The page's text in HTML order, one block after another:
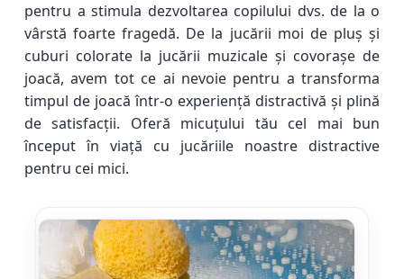
pentru a stimula dezvoltarea copilului dvs. de la o
vârstă foarte fragedă. De la jucării moi de pluș și
cuburi colorate la jucării muzicale și covorașe de
joacă, avem tot ce ai nevoie pentru a transforma
timpul de joacă într-o experiență distractivă și plină
de satisfacții. Oferă micuțului tău cel mai bun
început în viață cu jucăriile noastre distractive
pentru cei mici.